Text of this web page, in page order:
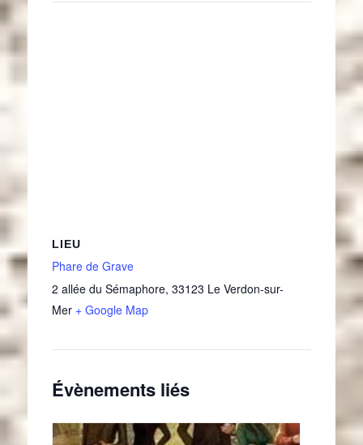
LIEU
Phare de Grave
2 allée du Sémaphore, 33123 Le Verdon-sur-
Mer + Google Map
Évènements liés